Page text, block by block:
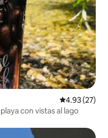
Calificación
4.93 (27)
con vistas al lago